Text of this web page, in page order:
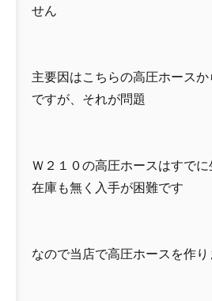
せん
主要因はこちらの高圧ホース
ですが、それが問題
Ｗ２１０の高圧ホースはすで
在庫も無く入手が困難です
なので当店で高圧ホースを作り